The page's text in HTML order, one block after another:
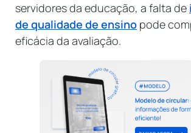
servidores da educação, a falta de
de qualidade de ensino pode
eficácia da avaliação.